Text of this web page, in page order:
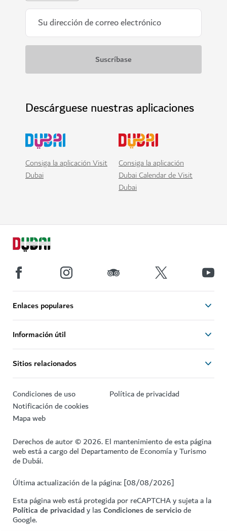
Descárguese nuestras aplicaciones
Consiga la aplicación Visit
Dubai
Consiga la aplicación
Dubai Calendar de Visit
Dubai
Enlaces populares
Información útil
Sitios relacionados
Condiciones de uso
Política de privacidad
Notificación de cookies
Mapa web
Derechos de autor © 2026. El mantenimiento de esta página
web está a cargo del Departamento de Economía y Turismo
de Dubái.
Última actualización de la página: [08/08/2026]
Esta página web está protegida por reCAPTCHA y sujeta a la
Política de privacidady lasCondiciones de serviciode
Google.